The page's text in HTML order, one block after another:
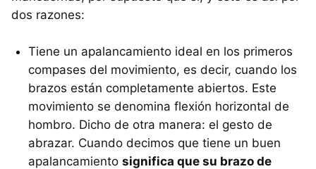
dos razones:
Tiene un apalancamiento ideal en los primeros
compases del movimiento, es decir, cuando los
brazos están completamente abiertos. Este
movimiento se denomina flexión horizontal de
hombro. Dicho de otra manera: el gesto de
abrazar. Cuando decimos que tiene un buen
apalancamiento significa que su brazo de